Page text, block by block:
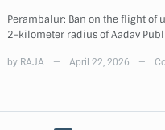
Perambalur: Ban on the flight of
2-kilometer radius of Aadav
by RAJA — April 22, 2026 —